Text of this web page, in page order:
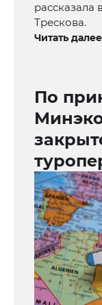
рассказала
Трескова.
Читать
По